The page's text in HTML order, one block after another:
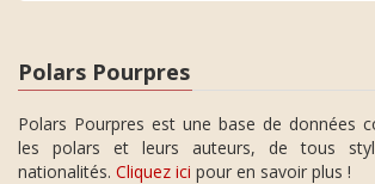
Polars Pourpres
Polars Pourpres est une base de données
les polars et leurs auteurs, de tous
nationalités. Cliquez ici pour en savoir plus !